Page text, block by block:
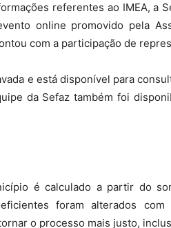
referentes ao IMEA, a
online promovido pela
com a participação de
e está disponível para
da Sefaz também foi
é calculado a partir do
foram alterados
o processo mais justo,